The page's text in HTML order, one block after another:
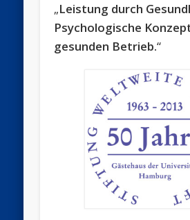
„Leistung durch
Psychologische
gesunden Betrieb.“